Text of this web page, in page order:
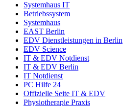
Systemhaus IT
Betriebssystem
Systemhaus
EAST Berlin
EDV Dienstleistungen in Berlin
EDV Science
IT & EDV Notdienst
IT & EDV Berlin
IT Notdienst
PC Hilfe 24
Offizielle Seite IT & EDV
Physiotherapie Praxis